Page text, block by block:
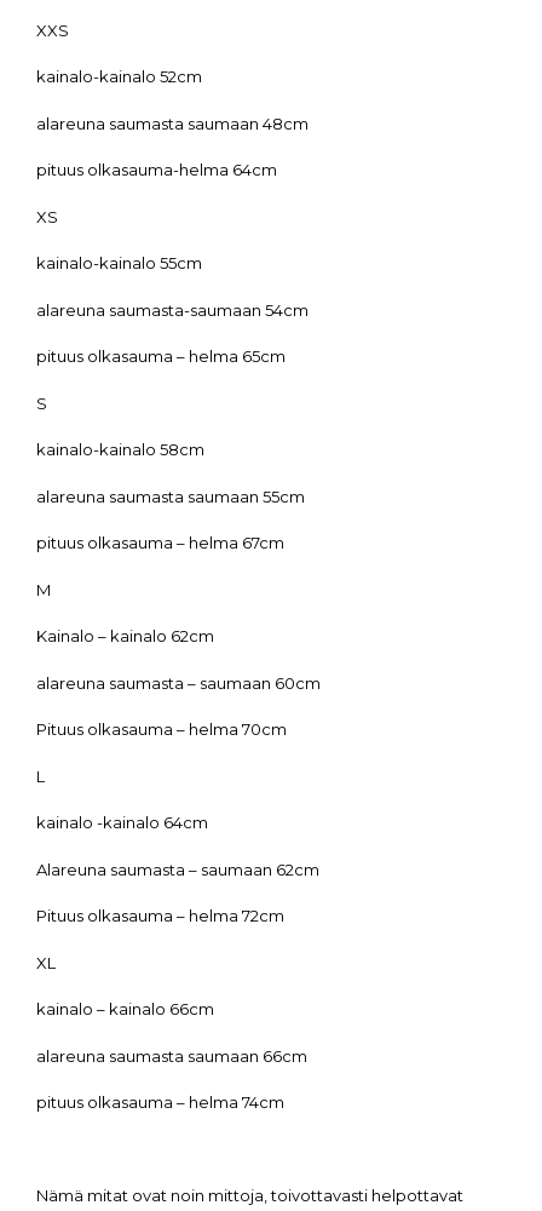
XXS
kainalo-kainalo 52cm
alareuna saumasta saumaan 48cm
pituus olkasauma-helma 64cm
XS
kainalo-kainalo 55cm
alareuna saumasta-saumaan 54cm
pituus olkasauma – helma 65cm
S
kainalo-kainalo 58cm
alareuna saumasta saumaan 55cm
pituus olkasauma – helma 67cm
M
Kainalo – kainalo 62cm
alareuna saumasta – saumaan 60cm
Pituus olkasauma – helma 70cm
L
kainalo -kainalo 64cm
Alareuna saumasta – saumaan 62cm
Pituus olkasauma – helma 72cm
XL
kainalo – kainalo 66cm
alareuna saumasta saumaan 66cm
pituus olkasauma – helma 74cm
Nämä mitat ovat noin mittoja, toivottavasti helpottavat